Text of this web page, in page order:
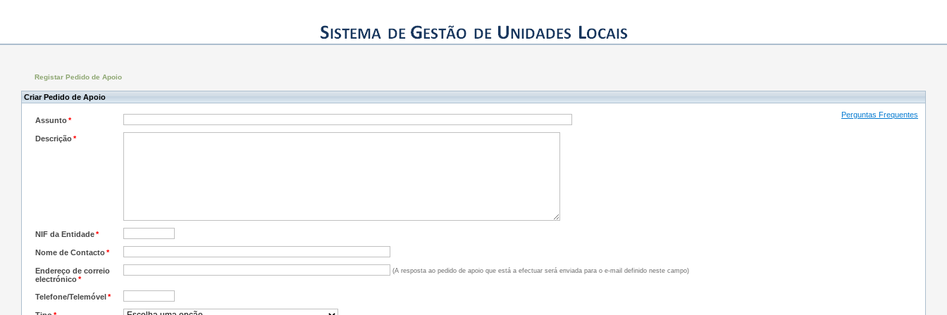
Registar Pedido de Apoio
Criar Pedido de Apoio
Perguntas Frequentes
Assunto*
Descrição*
NIF da Entidade*
Nome de Contacto*
Endereço de correio
electrónico*
(A resposta ao pedido de apoio que está a efectuar será enviada para o e-mail definido neste campo)
Telefone/Telemóvel*